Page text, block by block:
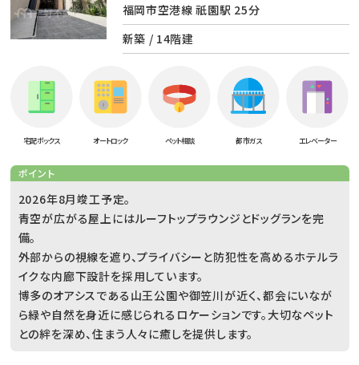
福岡市空港線 祇園駅 25分
新築 / 14階建
宅配ボックス オートロック ペット相談 都市ガス エレベーター
ポイント
2026年8月竣工予定。
青空が広がる屋上にはルーフトップラウンジとドッグランを完
備。
外部からの視線を遮り、プライバシーと防犯性を高めるホテルラ
イクな内廊下設計を採用しています。
博多のオアシスである山王公園や御笠川が近く、都会にいなが
ら緑や自然を身近に感じられるロケーションです。大切なペット
との絆を深め、住まう人々に癒しを提供します。